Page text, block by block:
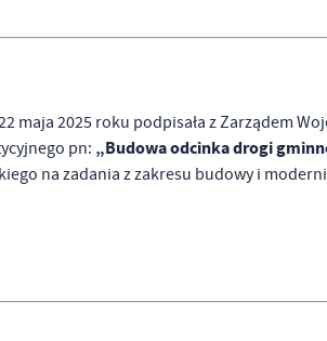
maja 2025 roku podpisała z Zarządem
pn: „Budowa odcinka drogi
na zadania z zakresu budowy i